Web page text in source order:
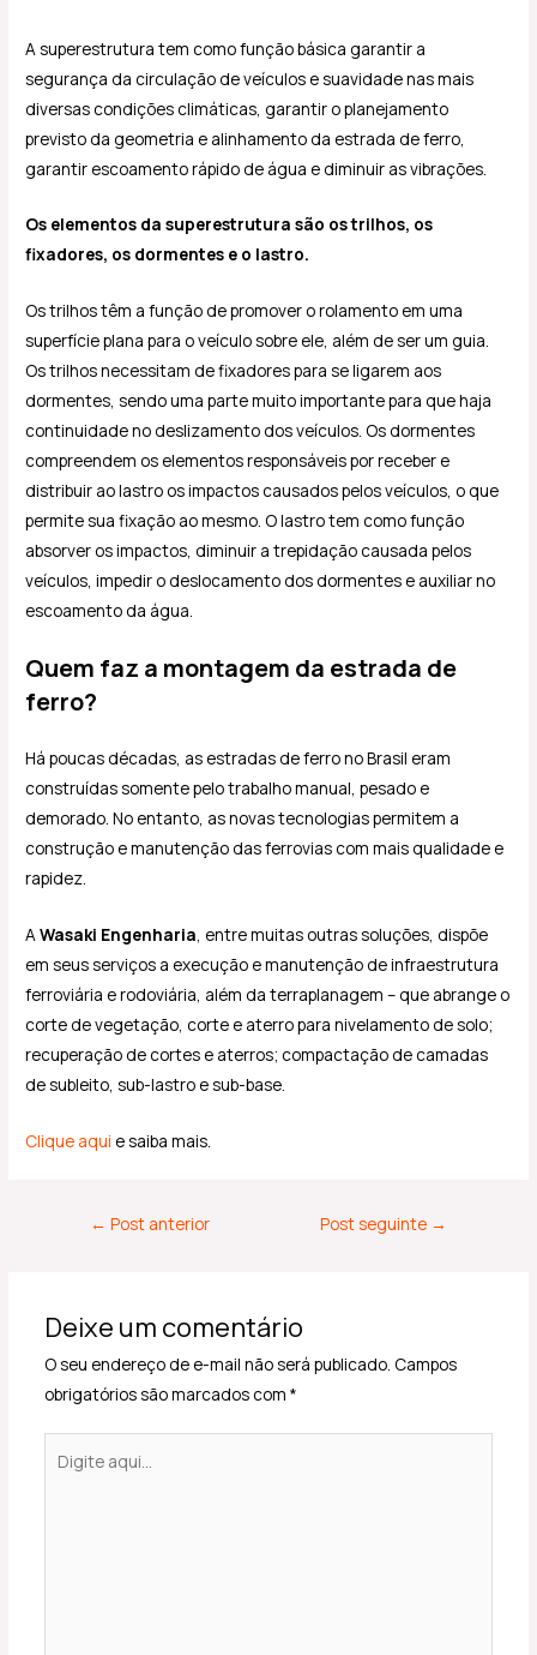
A superestrutura tem como função básica garantir a
segurança da circulação de veículos e suavidade nas mais
diversas condições climáticas, garantir o planejamento
previsto da geometria e alinhamento da estrada de ferro,
garantir escoamento rápido de água e diminuir as vibrações.
Os elementos da superestrutura são os trilhos, os
fixadores, os dormentes e o lastro.
Os trilhos têm a função de promover o rolamento em uma
superfície plana para o veículo sobre ele, além de ser um guia.
Os trilhos necessitam de fixadores para se ligarem aos
dormentes, sendo uma parte muito importante para que haja
continuidade no deslizamento dos veículos. Os dormentes
compreendem os elementos responsáveis por receber e
distribuir ao lastro os impactos causados pelos veículos, o que
permite sua fixação ao mesmo. O lastro tem como função
absorver os impactos, diminuir a trepidação causada pelos
veículos, impedir o deslocamento dos dormentes e auxiliar no
escoamento da água.
Quem faz a montagem da estrada de
ferro?
Há poucas décadas, as estradas de ferro no Brasil eram
construídas somente pelo trabalho manual, pesado e
demorado. No entanto, as novas tecnologias permitem a
construção e manutenção das ferrovias com mais qualidade e
rapidez.
AWasaki Engenharia, entre muitas outras soluções, dispõe
em seus serviços a execução e manutenção de infraestrutura
ferroviária e rodoviária, além da terraplanagem – que abrange o
corte de vegetação, corte e aterro para nivelamento de solo;
recuperação de cortes e aterros; compactação de camadas
de subleito, sub-lastro e sub-base.
Clique aqui e saiba mais.
← Post anterior Post seguinte →
Deixe um comentário
O seu endereço de e-mail não será publicado. Campos
obrigatórios são marcados com *
aqui...